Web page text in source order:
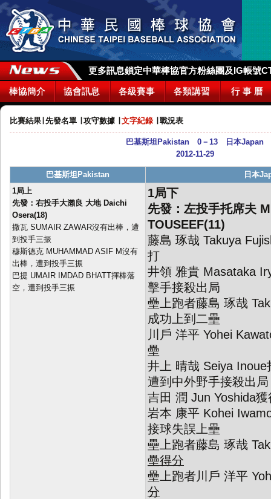
更多訊息鎖定中華棒協官方粉絲團及IG帳號
棒協簡介 協會訊息 各級賽事 各類講習 行 事 曆
比賽結果 先發名單 攻守數據 文字紀錄∣ 戰況表
巴基斯坦Pakistan 0－13 日本Japan
2012-11-29
巴基斯坦Pakistan
日本
1局上
先發：右投手大瀨良 大地 Daichi
Osera(18)
撒瓦 SUMAIR ZAWAR沒有出棒，遭
到投手三振
穆斯德克 MUHAMMAD ASIF M沒有
出棒，遭到投手三振
巴提 UMAIR IMDAD BHATT揮棒落
空，遭到投手三振
1局下
先發：左投手托席夫
TOUSEEF(11)
藤島 琢哉 Takuya
打
井領 雅貴 Masataka
擊手接殺出局
壘上跑者藤島 琢哉
成功上到二壘
川戶 洋平 Yohei
壘
井上 晴哉 Seiya
遭到中外野手接殺出局
吉田 潤 Jun Yoshida
岩本 康平 Kohei
接球失誤上壘
壘上跑者藤島 琢哉
壘得分
壘上跑者川戶 洋平
分